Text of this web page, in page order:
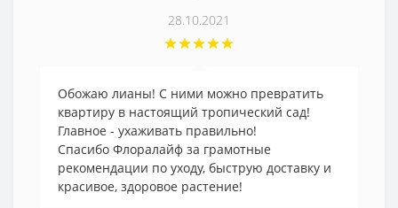
28.10.2021
Обожаю лианы! С ними можно превратить
квартиру в настоящий тропический сад!
Главное - ухаживать правильно!
Спасибо Флоралайф за грамотные
рекомендации по уходу, быструю доставку и
красивое, здоровое растение!